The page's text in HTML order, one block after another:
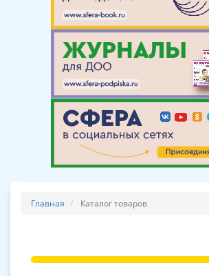
Главная Каталог товаров